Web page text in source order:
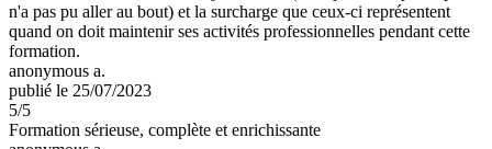
n'a pas pu aller au bout) et la surcharge que ceux-ci représentent
quand on doit maintenir ses activités professionnelles pendant cette
formation.
anonymous a.
publié le 25/07/2023
5/5
Formation sérieuse, complète et enrichissante